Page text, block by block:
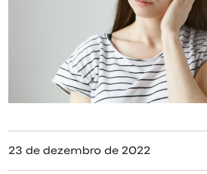
23 de dezembro de 2022